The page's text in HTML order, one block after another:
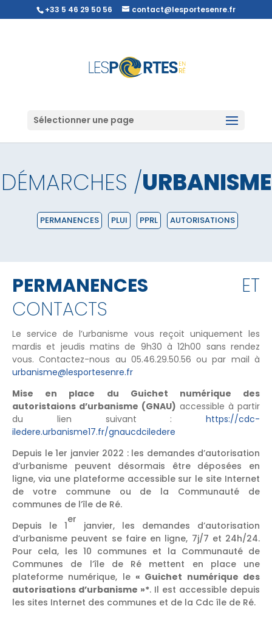
+33 5 46 29 50 56 contact@lesportesenre.fr
Sélectionner une page
DÉMARCHES /URBANISME
PERMANENCES PLUI PPRL AUTORISATIONS
PERMANENCES ET
CONTACTS
Le service de l’urbanisme vous reçoit uniquement les
mardis et jeudis matins de 9h30 à 12h00 sans rendez
vous. Contactez-nous au 05.46.29.50.56 ou par mail à
urbanisme@lesportesenre.fr
Mise en place du Guichet numérique des
autoristaions d’urbanisme (GNAU) accessible à partir
du lien suivant : https://cdc-
iledere.urbanisme17.fr/gnaucdciledere
Depuis le 1er janvier 2022 : les demandes d’autorisation
d’urbanisme peuvent désormais être déposées en
ligne, via une plateforme accessible sur le site Internet
de votre commune ou de la Communauté de
communes de l’île de Ré.
Depuis le 1
er
janvier, les demandes d’autorisation
d’urbanisme peuvent se faire en ligne, 7j/7 et 24h/24.
Pour cela, les 10 communes et la Communauté de
Communes de l’île de Ré mettent en place une
plateforme numérique, le « Guichet numérique des
autorisations d’urbanisme »*. Il est accessible depuis
les sites Internet des communes et de la Cdc île de Ré.